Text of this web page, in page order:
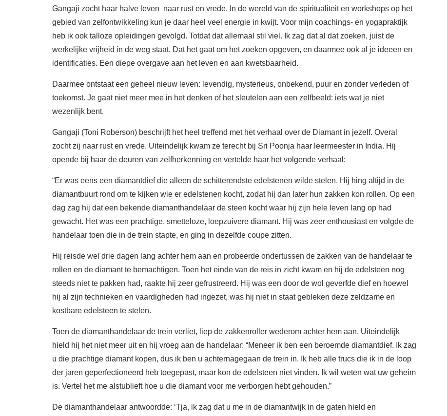
Gangaji zocht haar halve leven naar rust en vrede. In de wereld van de spiritualiteit en workshops op het
gebied van zelfontwikkeling kun je daar heel veel energie in kwijt. Voor mijn coachings- en yogapraktijk
heb ik ook talloze opleidingen gevolgd. Totdat dat allemaal stil viel. Ik zag dat al dat zoeken, juist de
werkelijke vrijheid in de weg staat. Dat het gaat om het zoeken opgeven, en daarmee ook al je ideeen en
identificaties. Een diepe overgave aan het leven en aan kwetsbaarheid.
Daarmee ontstaat een geheel nieuw leven: levendig, mysterieus, onbekend, puur en zonder verleden of
toekomst. Je gaat niet meer mee in het denken of het sleutelen aan een zelfbeeld: iets wat je niet
wezenlijk bent.
Gangaji (Toni Roberson) beschrijft het heel treffend met het verhaal over de Diamant in jezelf. Overal
zocht zij naar rust en vrede. Uiteindelijk kwam ze terecht bij Sri Poonja haar leermeester in India. Hij
opende bij haar de deuren van zelfherkenning en vertelde haar het volgende verhaal:
“Er was eens een diamantdief die alleen de schitterendste edelstenen wilde stelen. Hij hing altijd in de
diamantbuurt rond om te kijken wie er edelstenen kocht, zodat hij dan later hun zakken kon rollen. Op een
dag zag hij dat een bekende diamanthandelaar de steen kocht waar hij zijn hele leven lang op had
gewacht. Het was een prachtige, smetteloze, loepzuivere diamant. Hij was zeer enthousiast en volgde de
handelaar toen die in de trein stapte, en ging in dezelfde coupe zitten.
Hij reisde wel drie dagen lang achter hem aan en probeerde ondertussen de zakken van de handelaar te
rollen en de diamant te bemachtigen. Toen het einde van de reis in zicht kwam en hij de edelsteen nog
steeds niet te pakken had, raakte hij zeer gefrustreerd. Hij was een door de wol geverfde dief en hoewel
hij al zijn technieken en vaardigheden had ingezet, was hij niet in staat gebleken deze zeldzame en
kostbare edelsteen te stelen.
Toen de diamanthandelaar de trein verliet, liep de zakkenroller wederom achter hem aan. Uiteindelijk
hield hij het niet meer uit en hij vroeg aan de handelaar: “Meneer ik ben een beroemde diamantdief. Ik zag
u die prachtige diamant kopen, dus ik ben u achternagegaan de trein in. Ik heb alle trucs die ik in de loop
der jaren geperfectioneerd heb toegepast, maar kon de edelsteen niet vinden. Ik wil weten wat uw geheim
is. Vertel het me alstublieft hoe u die diamant voor me verborgen hebt gehouden.”
De diamanthandelaar antwoordde: ‘Tja, ik zag dat u me in de diamantwijk in de gaten hield en